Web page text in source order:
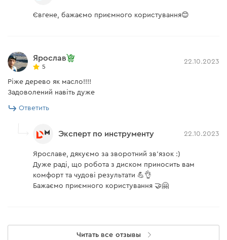
Євгене, бажаємо приємного користування😊
Ярослав
5
22.10.2023
Ріже дерево як масло!!!!
Задоволений навіть дуже
Ответить
Эксперт по инструменту 22.10.2023
Ярославе, дякуємо за зворотний зв'язок :)
Дуже раді, що робота з диском приносить вам
комфорт та чудові результати 💪👌
Бажаємо приємного користування 🤝🤗
Читать все отзывы